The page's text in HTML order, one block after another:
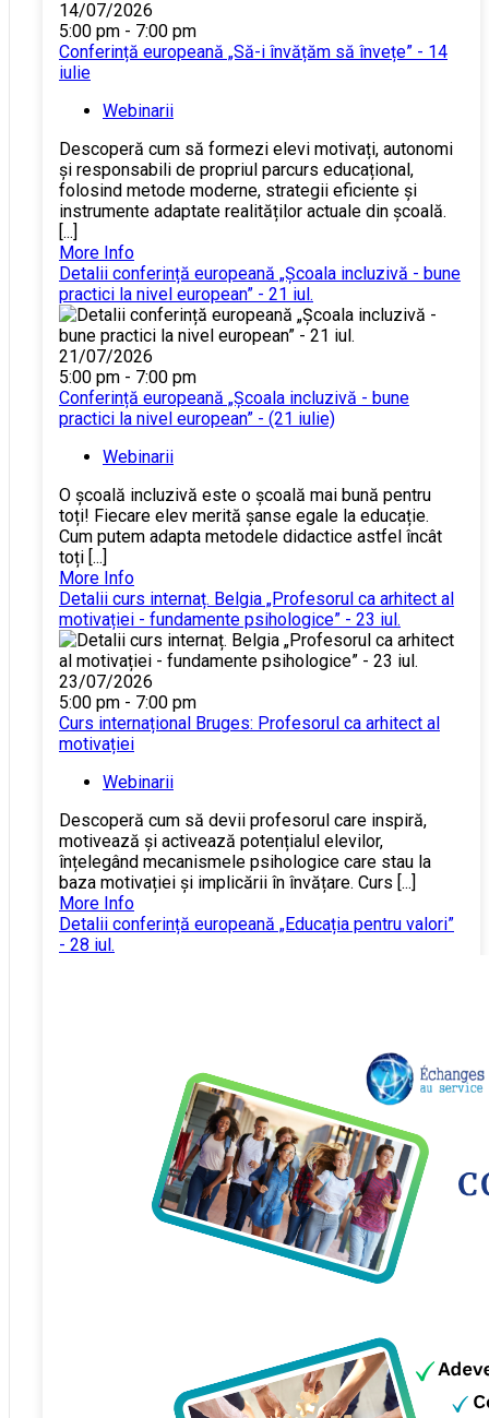
14/07/2026
5:00 pm - 7:00 pm
Conferință europeană „Să-i învățăm să învețe” - 14
iulie
Webinarii
Descoperă cum să formezi elevi motivați, autonomi
și responsabili de propriul parcurs educațional,
folosind metode moderne, strategii eficiente și
instrumente adaptate realităților actuale din școală.
[...]
More Info
Detalii conferință europeană „Școala incluzivă - bune
practici la nivel european” - 21 iul.
21/07/2026
5:00 pm - 7:00 pm
Conferință europeană „Școala incluzivă - bune
practici la nivel european” - (21 iulie)
Webinarii
O școală incluzivă este o școală mai bună pentru
toți! Fiecare elev merită șanse egale la educație.
Cum putem adapta metodele didactice astfel încât
toți [...]
More Info
Detalii curs internaț. Belgia „Profesorul ca arhitect al
motivației - fundamente psihologice” - 23 iul.
23/07/2026
5:00 pm - 7:00 pm
Curs internațional Bruges: Profesorul ca arhitect al
motivației
Webinarii
Descoperă cum să devii profesorul care inspiră,
motivează și activează potențialul elevilor,
înțelegând mecanismele psihologice care stau la
baza motivației și implicării în învățare. Curs [...]
More Info
Detalii conferință europeană „Educația pentru valori”
- 28 iul.